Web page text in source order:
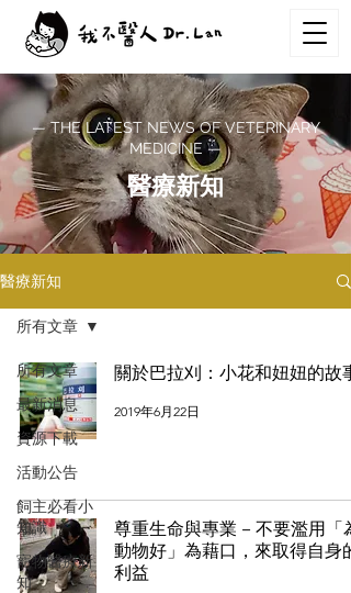
— THE LATEST NEWS OF VETERINARY
MEDICINE —
醫療新知
醫療新知
所有文章
最新消息
資源下載
活動公告
飼主必看小
知識
寵物醫療新
知
所有文章
關於巴拉刈：小花和妞妞的故事
2019年6月22日
尊重生命與專業 – 不要濫用「為
動物好」為藉口，來取得自身的
利益